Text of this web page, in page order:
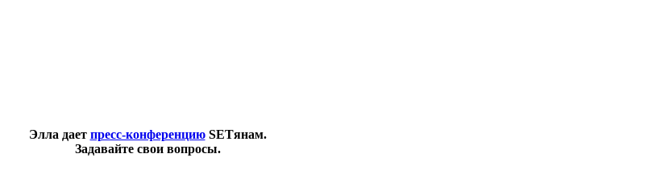
Элла дает пресс-конференциюSETянам.
Задавайте свои вопросы.